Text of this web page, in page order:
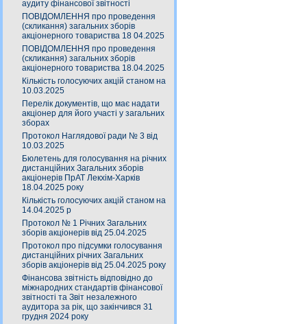
аудиту фінансової звітності
ПОВІДОМЛЕННЯ про проведення
(скликання) загальних зборів
акціонерного товариства 18 04.2025
ПОВІДОМЛЕННЯ про проведення
(скликання) загальних зборів
акціонерного товариства 18.04.2025
Кількість голосуючих акцій станом на
10.03.2025
Перелік документів, що має надати
акціонер для його участі у загальних
зборах
Протокол Наглядової ради № 3 від
10.03.2025
Бюлетень для голосування на річних
дистанційних Загальних зборів
акціонерів ПрАТ Лекхім-Харків
18.04.2025 року
Кількість голосуючих акцій станом на
14.04.2025 р
Протокол № 1 Річних Загальних
зборів акціонерів від 25.04.2025
Протокол про підсумки голосування
дистанційних річних Загальних
зборів акціонерів від 25.04.2025 року
Фінансова звітність відповідно до
міжнародних стандартів фінансової
звітності та Звіт незалежного
аудитора за рік, що закінчився 31
грудня 2024 року